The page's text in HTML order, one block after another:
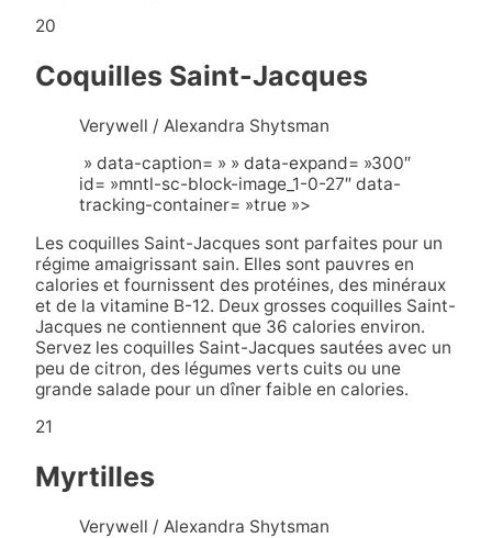
20
Coquilles Saint-Jacques
Verywell / Alexandra Shytsman
» data-caption= » » data-expand= »300″
id= »mntl-sc-block-image_1-0-27″ data-
tracking-container= »true »>
Les coquilles Saint-Jacques sont parfaites pour un
régime amaigrissant sain. Elles sont pauvres en
calories et fournissent des protéines, des minéraux
et de la vitamine B-12. Deux grosses coquilles Saint-
Jacques ne contiennent que 36 calories environ.
Servez les coquilles Saint-Jacques sautées avec un
peu de citron, des légumes verts cuits ou une
grande salade pour un dîner faible en calories.
21
Myrtilles
Verywell / Alexandra Shytsman